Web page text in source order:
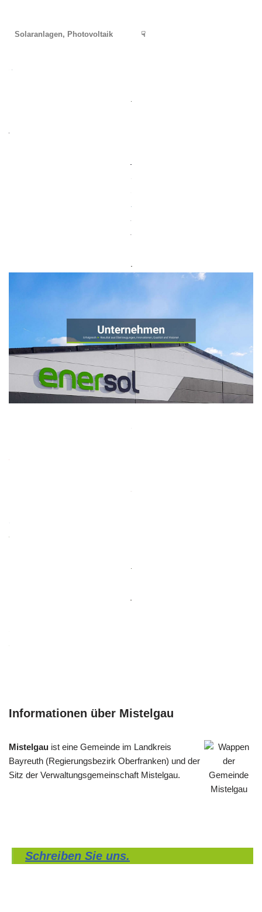
Solaranlagen, Photovoltaik ☟
Informationen über Mistelgau
Mistelgau ist eine Gemeinde im Landkreis
Bayreuth (Regierungsbezirk Oberfranken) und der
Sitz der Verwaltungsgemeinschaft Mistelgau.
Schreiben Sie uns.